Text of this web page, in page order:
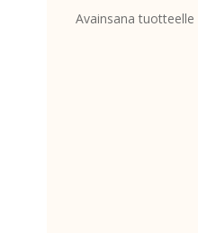
10x140g
Avainsana tuotteelle